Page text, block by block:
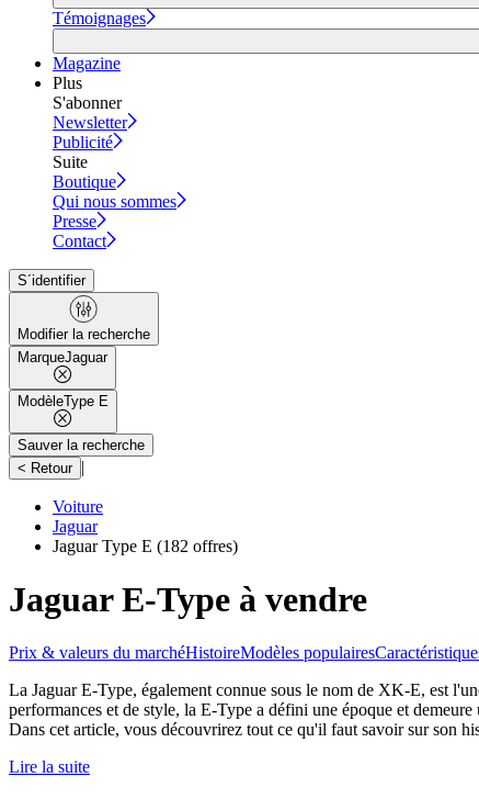
Témoignages
Magazine
Plus
S'abonner
Newsletter
Publicité
Suite
Boutique
Qui nous sommes
Presse
Contact
S´identifier
Modifier la recherche
MarqueJaguar
ModèleType E
Sauver la recherche
< Retour |
Voiture
Jaguar
Jaguar Type E (182 offres)
Jaguar E-Type à vendre
Prix & valeurs du marchéHistoireModèles populaires
La Jaguar E-Type, également connue sous le nom de XK-E, est
performances et de style, la E-Type a défini une époque et
Dans cet article, vous découvrirez tout ce qu'il faut savoir sur son
Lire la suite